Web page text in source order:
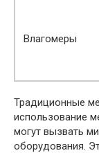
Влагомеры
Традиционные
использование
могут вызвать
оборудования.